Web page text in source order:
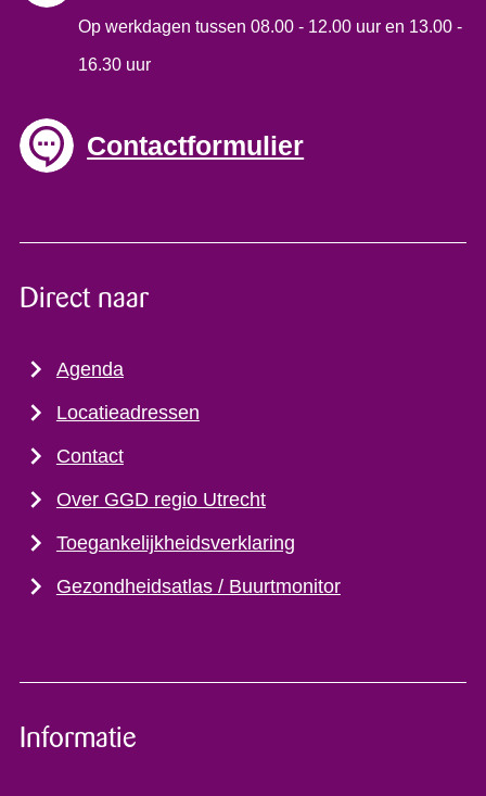
Op werkdagen tussen 08.00 - 12.00 uur en 13.00 -
16.30 uur
Contactformulier
Direct naar
Agenda
Locatieadressen
Contact
Over GGD regio Utrecht
Toegankelijkheidsverklaring
Gezondheidsatlas / Buurtmonitor
Informatie